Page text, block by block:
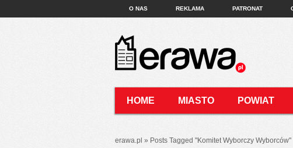
O NAS REKLAMA PATRONAT
HOME MIASTO POWIAT
erawa.pl » Posts Tagged "Komitet Wyborczy Wyborców"